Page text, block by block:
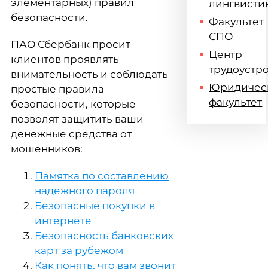
элементарных) правил
безопасности.
ПАО Сбербанк просит
клиентов проявлять
внимательность и соблюдать
простые правила
безопасности, которые
позволят защитить ваши
денежные средства от
мошенников:
Памятка по составлению
надежного пароля
Безопасные покупки в
интернете
Безопасность банковских
карт за рубежом
Как понять, что вам звонит
Факультет
СПО
Центр
факультет